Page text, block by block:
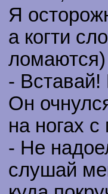
Я
а когти
-
Он
на ногах
- Не
слушай